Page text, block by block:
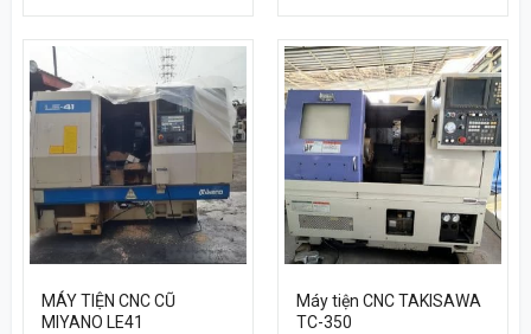
MÁY TIỆN CNC CŨ
MIYANO LE41
Máy tiện CNC TAKISAWA
TC-350